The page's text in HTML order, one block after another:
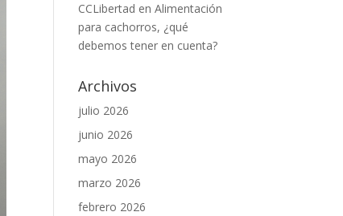
CCLibertad enAlimentación
para cachorros, ¿qué
debemos tener en cuenta?
Archivos
julio 2026
junio 2026
mayo 2026
marzo 2026
febrero 2026